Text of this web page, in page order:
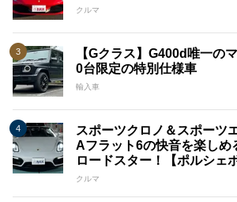
クルマ
【Gクラス】G400d唯一の
0台限定の特別仕様車
輸入車
スポーツクロノ＆スポーツ
Aフラット6の快音を楽しめ
ロードスター！【ポルシェ
クルマ